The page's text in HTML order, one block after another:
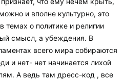
и вполне культурно, это
о политике и религии
смысл, а убеждения. В
всего мира собираются
и нет- нет начинается лихой
А ведь там дресс-код , все